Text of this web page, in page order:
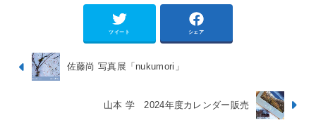
ツイート シェア
佐藤尚 写真展「nukumori」
山本 学 2024年度カレンダー販売